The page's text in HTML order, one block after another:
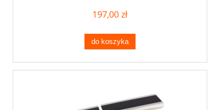
197,00 zł
do koszyka